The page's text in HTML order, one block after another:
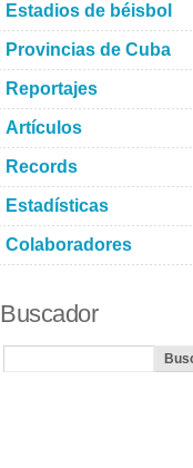
Estadios de béisbol
Provincias de Cuba
Reportajes
Artículos
Records
Estadísticas
Colaboradores
Buscador